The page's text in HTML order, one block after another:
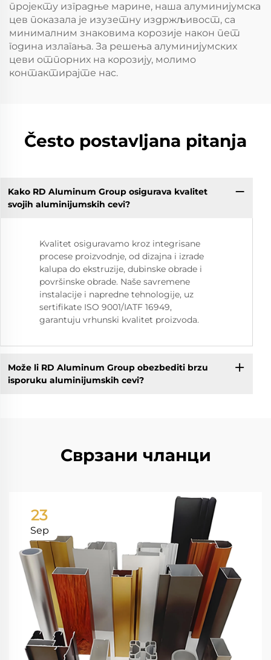
пројекту изградње марине, наша алуминијумска
цев показала је изузетну издржљивост, са
минималним знаковима корозије након пет
година излагања. За решења алуминијумских
цеви отпорних на корозију, молимо
контактирајте нас.
Često postavljana pitanja
Kako RD Aluminum Group osigurava kvalitet
svojih aluminijumskih cevi?
Kvalitet osiguravamo kroz integrisane
procese proizvodnje, od dizajna i izrade
kalupa do ekstruzije, dubinske obrade i
površinske obrade. Naše savremene
instalacije i napredne tehnologije, uz
sertifikate ISO 9001/IATF 16949,
garantuju vrhunski kvalitet proizvoda.
Može li RD Aluminum Group obezbediti brzu
isporuku aluminijumskih cevi?
Сврзани чланци
23
Sep